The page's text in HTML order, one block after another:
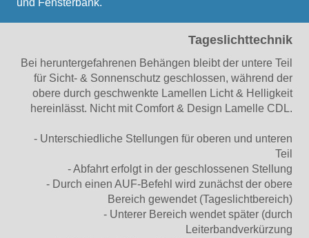
und Fensterbank.
Tageslichttechnik
Bei heruntergefahrenen Behängen bleibt der untere Teil
für Sicht- & Sonnenschutz geschlossen, während der
obere durch geschwenkte Lamellen Licht & Helligkeit
hereinlässt. Nicht mit Comfort & Design Lamelle CDL.
- Unterschiedliche Stellungen für oberen und unteren
Teil
- Abfahrt erfolgt in der geschlossenen Stellung
- Durch einen AUF-Befehl wird zunächst der obere
Bereich gewendet (Tageslichtbereich)
- Unterer Bereich wendet später (durch
Leiterbandverkürzung